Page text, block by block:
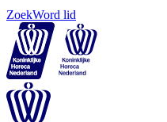
ZoekWord lid